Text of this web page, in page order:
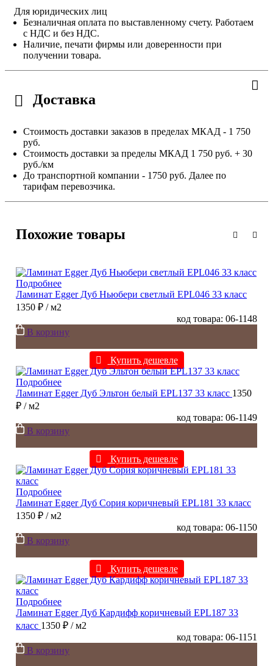
Для юридических лиц
Безналичная оплата по выставленному счету. Работаем
с НДС и без НДС.
Наличие, печати фирмы или доверенности при
получении товара.
Доставка
Стоимость доставки заказов в пределах МКАД - 1 750
руб.
Стоимость доставки за пределы МКАД 1 750 руб. + 30
руб./км
До транспортной компании - 1750 руб. Далее по
тарифам перевозчика.
Похожие товары
Подробнее
Ламинат Egger Дуб Ньюбери светлый EPL046 33 класс
1350 ₽ / м2
код товара: 06-1148
В корзину
Купить дешевле
Подробнее
Ламинат Egger Дуб Эльтон белый EPL137 33 класс 1350
₽ / м2
код товара: 06-1149
В корзину
Купить дешевле
Подробнее
Ламинат Egger Дуб Сория коричневый EPL181 33 класс
1350 ₽ / м2
код товара: 06-1150
В корзину
Купить дешевле
Подробнее
Ламинат Egger Дуб Кардифф коричневый EPL187 33
класс 1350 ₽ / м2
код товара: 06-1151
В корзину